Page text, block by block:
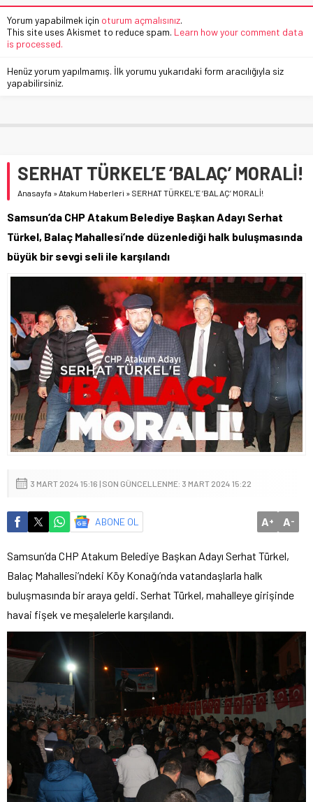
Yorum yapabilmek için oturum açmalısınız.
This site uses Akismet to reduce spam. Learn how your comment data
is processed.
Henüz yorum yapılmamış. İlk yorumu yukarıdaki form aracılığıyla siz
yapabilirsiniz.
SERHAT TÜRKEL’E ‘BALAÇ’ MORALİ!
Anasayfa » Atakum Haberleri » SERHAT TÜRKEL’E ‘BALAÇ’ MORALİ!
Samsun’da CHP Atakum Belediye Başkan Adayı Serhat
Türkel, Balaç Mahallesi’nde düzenlediği halk buluşmasında
büyük bir sevgi seli ile karşılandı
3 MART 2024 15:16 | SON GÜNCELLENME: 3 MART 2024 15:22
ABONE OL A+ A-
Samsun’da CHP Atakum Belediye Başkan Adayı Serhat Türkel,
Balaç Mahallesi’ndeki Köy Konağı’nda vatandaşlarla halk
buluşmasında bir araya geldi. Serhat Türkel, mahalleye girişinde
havai fişek ve meşalelerle karşılandı.